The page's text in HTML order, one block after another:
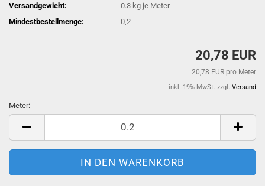
Versandgewicht:
0.3 kg je Meter
Mindestbestellmenge:
0,2
20,78 EUR
20,78 EUR pro Meter
inkl. 19% MwSt. zzgl. Versand
Meter:
Meter